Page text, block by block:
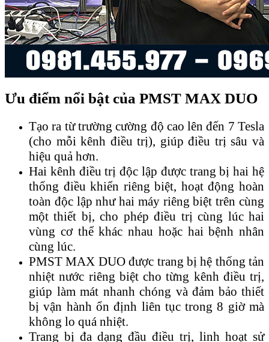
Ưu điểm nổi bật của PMST MAX DUO
Tạo ra từ trường cường độ cao lên đến 7 Tesla
(cho mỗi kênh điều trị), giúp điều trị sâu và
hiệu quả hơn.
Hai kênh điều trị độc lập được trang bị hai hệ
thống điều khiển riêng biệt, hoạt động hoàn
toàn độc lập như hai máy riêng biệt trên cùng
một thiết bị, cho phép điều trị cùng lúc hai
vùng cơ thể khác nhau hoặc hai bệnh nhân
cùng lúc.
PMST MAX DUO được trang bị hệ thống tản
nhiệt nước riêng biệt cho từng kênh điều trị,
giúp làm mát nhanh chóng và đảm bảo thiết
bị vận hành ổn định liên tục trong 8 giờ mà
không lo quá nhiệt.
Trang bị đa dạng đầu điều trị, linh hoạt sử